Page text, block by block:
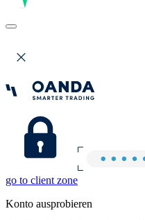
go to client zone
Konto ausprobieren